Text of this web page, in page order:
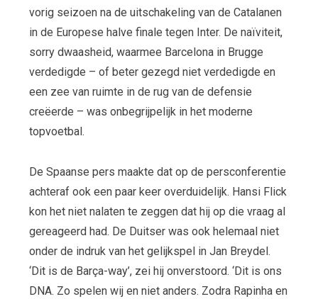
vorig seizoen na de uitschakeling van de Catalanen
in de Europese halve finale tegen Inter. De naïviteit,
sorry dwaasheid, waarmee Barcelona in Brugge
verdedigde – of beter gezegd niet verdedigde en
een zee van ruimte in de rug van de defensie
creëerde – was onbegrijpelijk in het moderne
topvoetbal.
De Spaanse pers maakte dat op de persconferentie
achteraf ook een paar keer overduidelijk. Hansi Flick
kon het niet nalaten te zeggen dat hij op die vraag al
gereageerd had. De Duitser was ook helemaal niet
onder de indruk van het gelijkspel in Jan Breydel.
‘Dit is de Barça-way’, zei hij onverstoord. ‘Dit is ons
DNA. Zo spelen wij en niet anders. Zodra Rapinha en